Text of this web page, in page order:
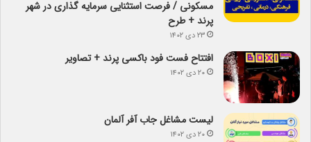
مسکونی / فرصت استثنایی سرمایه گذاری در شهر
پرند + طرح
۲۳ دی ۱۴۰۲
افتتاح فست فود باکسی پرند + تصاویر
۲۰ دی ۱۴۰۲
لیست مشاغل جاب آفر آلمان
۲۰ دی ۱۴۰۲